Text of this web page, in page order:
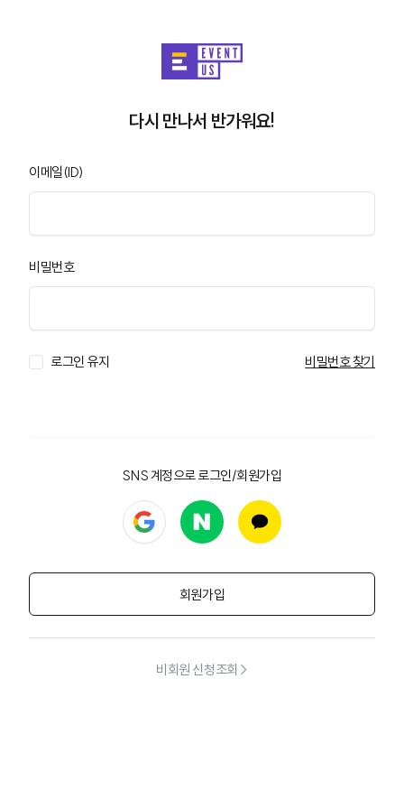
다시 만나서 반가워요!
이메일(ID)
비밀번호
로그인 유지 비밀번호 찾기
SNS 계정으로 로그인/회원가입
구글 로그인네이버 로그인카카오 로그인
회원가입
비회원 신청조회 >